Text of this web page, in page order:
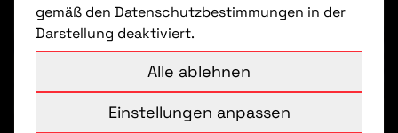
gemäß den Datenschutzbestimmungen in der
Darstellung deaktiviert.
Alle ablehnen
Einstellungen anpassen